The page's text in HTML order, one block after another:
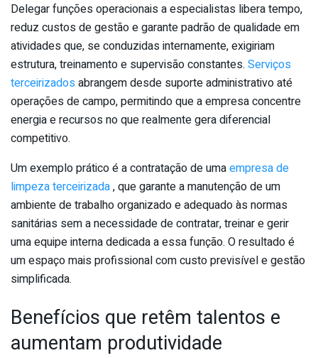
Delegar funções operacionais a especialistas libera tempo,
reduz custos de gestão e garante padrão de qualidade em
atividades que, se conduzidas internamente, exigiriam
estrutura, treinamento e supervisão constantes. Serviços
terceirizados abrangem desde suporte administrativo até
operações de campo, permitindo que a empresa concentre
energia e recursos no que realmente gera diferencial
competitivo.
Um exemplo prático é a contratação de umaempresa de
limpeza terceirizada, que garante a manutenção de um
ambiente de trabalho organizado e adequado às normas
sanitárias sem a necessidade de contratar, treinar e gerir
uma equipe interna dedicada a essa função. O resultado é
um espaço mais profissional com custo previsível e gestão
simplificada.
Benefícios que retêm talentos e
aumentam produtividade